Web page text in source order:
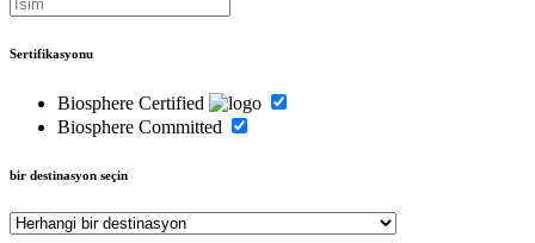
Sertifikasyonu
Biosphere Certified
Biosphere Committed
bir destinasyon seçin